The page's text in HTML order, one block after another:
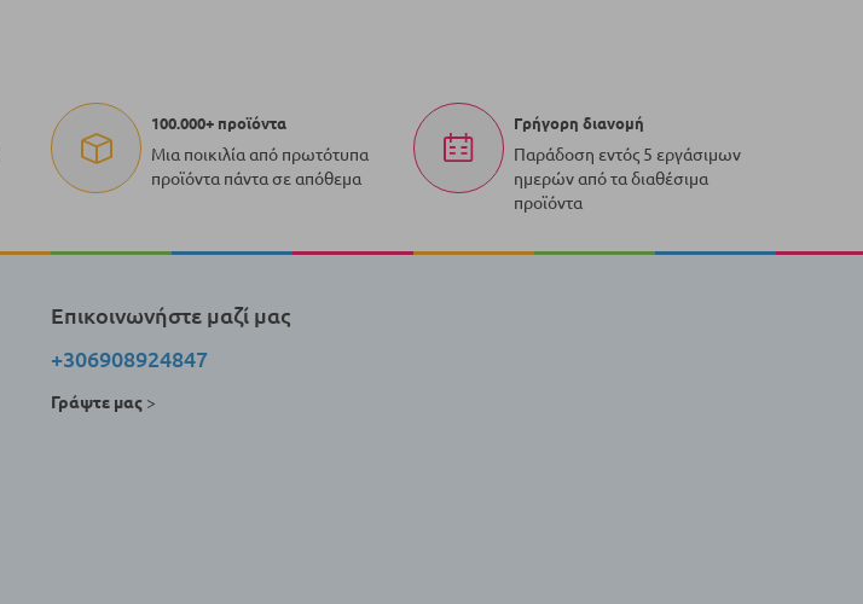
100.000+ προϊόντα
Μια ποικιλία από πρωτότυπα
προϊόντα πάντα σε απόθεμα
Γρήγορη διανομή
Παράδοση εντός 5 εργάσιμων
ημερών από τα διαθέσιμα
προϊόντα
Επικοινωνήστε μαζί μας
+306908924847
Γράψτε μας >